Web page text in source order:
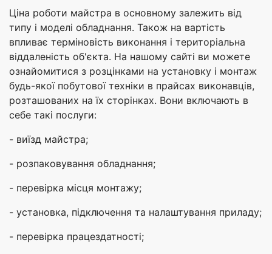
Ціна роботи майстра в основному залежить від
типу і моделі обладнання. Також на вартість
впливає терміновість виконання і територіальна
віддаленість об'єкта. На нашому сайті ви можете
ознайомитися з розцінками на установку і монтаж
будь-якої побутової техніки в прайсах виконавців,
розташованих на їх сторінках. Вони включають в
себе такі послуги:
- виїзд майстра;
- розпаковування обладнання;
- перевірка місця монтажу;
- установка, підключення та налаштування приладу;
- перевірка працездатності;